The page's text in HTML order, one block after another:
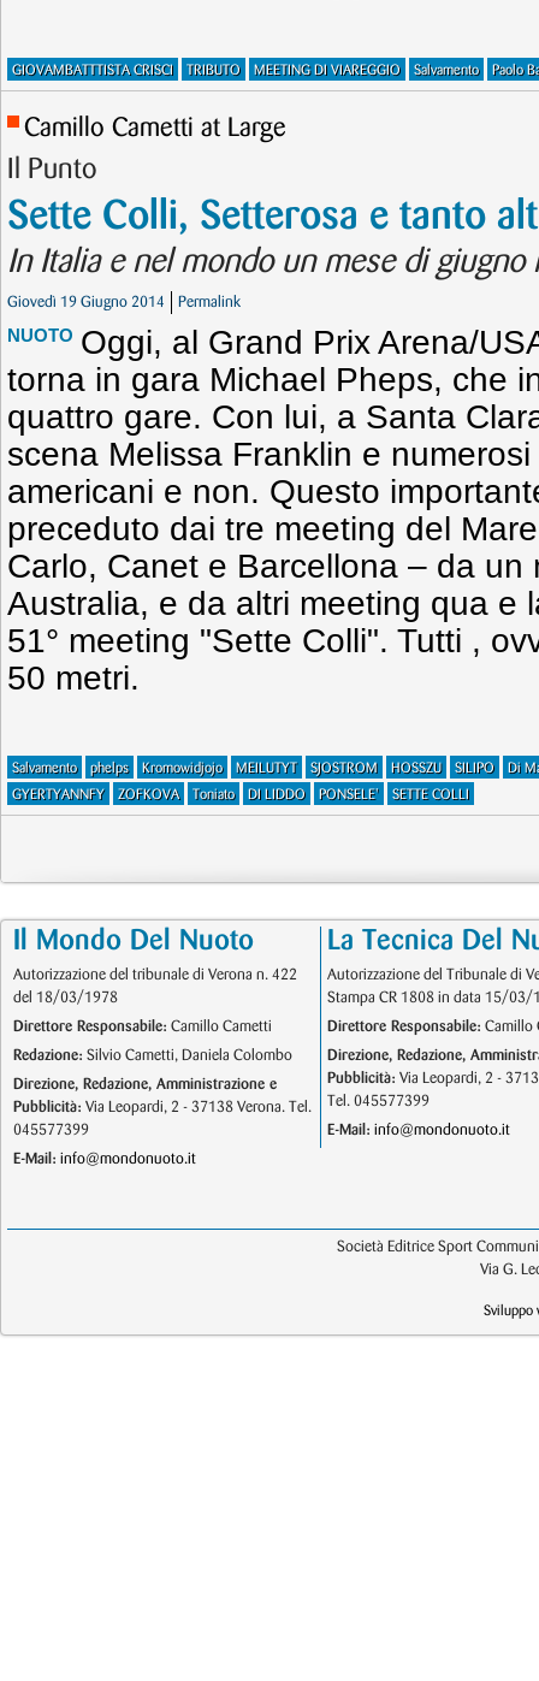
GIOVAMBATTTISTA CRISCI TRIBUTO MEETING DI VIAREGGIO Salvamento Paolo
Camillo Cametti at Large
Il Punto
Sette Colli, Setterosa e tanto
In Italia e nel mondo un mese di
Giovedì 19 Giugno 2014 Permalink
NUOTO Oggi, al Grand Prix Arena/
torna in gara Michael Pheps, che
quattro gare. Con lui, a Santa
scena Melissa Franklin e
americani e non. Questo
preceduto dai tre meeting del
Carlo, Canet e Barcellona – da un
Australia, e da altri meeting qua e
51° meeting "Sette Colli". Tutti ,
50 metri.
Salvamento phelps Kromowidjojo MEILUTYT SJOSTROM HOSSZU SILIPO
Di
GYERTYANNFY
ZOFKOVA Toniato DI LIDDO PONSELE' SETTE COLLI
Il Mondo Del Nuoto
Autorizzazione del tribunale di Verona n. 422
del 18/03/1978
Direttore Responsabile: Camillo Cametti
Redazione: Silvio Cametti, Daniela Colombo
Direzione, Redazione, Amministrazione e
Pubblicità: Via Leopardi, 2 - 37138 Verona. Tel.
045577399
E-Mail: info@mondonuoto.it
La Tecnica Del
Autorizzazione del Tribunale di
Stampa CR 1808 in data 15/03/
Direttore Responsabile: Camillo
Direzione, Redazione,
Pubblicità: Via Leopardi, 2 -
Tel. 045577399
E-Mail: info@mondonuoto.it
Società Editrice Sport
Via G.
Sviluppo